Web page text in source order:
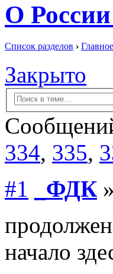
О
Список разделов › Главное
Закрыто
334, 335,
#1
_ФДК
начало